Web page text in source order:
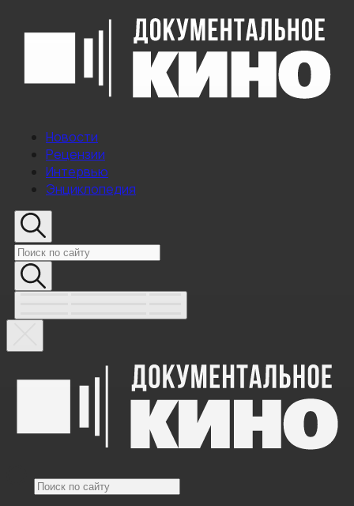
Новости
Рецензии
Интервью
Энциклопедия